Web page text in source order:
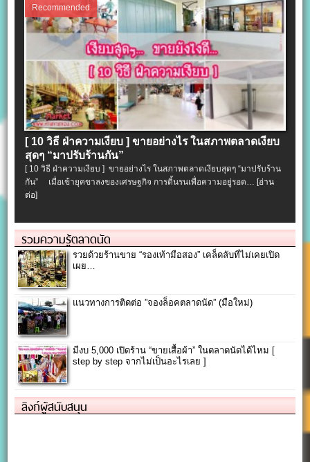
Recommended
[ 10 วิธี ฝ่าความเงียบ ] ขายอย่างไร ในสภาพตลาดเงียบ
สุดๆ “มาปรับร้านกัน”
[ 10 วิธี ฝ่าความเงียบ ] ขายอย่างไร ในสภาพตลาดเงียบสุดๆ “มาปรับร้าน
กัน” เมื่อเข้ายุคขาลงของเศรษฐกิจ การดิ้นรนเพื่อความอยู่รอด… [อ่าน
ต่อ]
รวมความรู้ตลาดนัด
รวยด้วยร้านขาย “รองเท้ามือสอง” เคล็ดลับที่ไม่เคยเปิด
เผย…
แนวทางการติดต่อ ”จองล็อคตลาดนัด” (มือใหม่)
มีงบ 5,000 เปิดร้าน “ขายเสื้อผ้า” ในตลาดนัดได้ไหม [
step by step จากไม่เป็นอะไรเลย ]
ลิงก์ผู้สนับสนุน